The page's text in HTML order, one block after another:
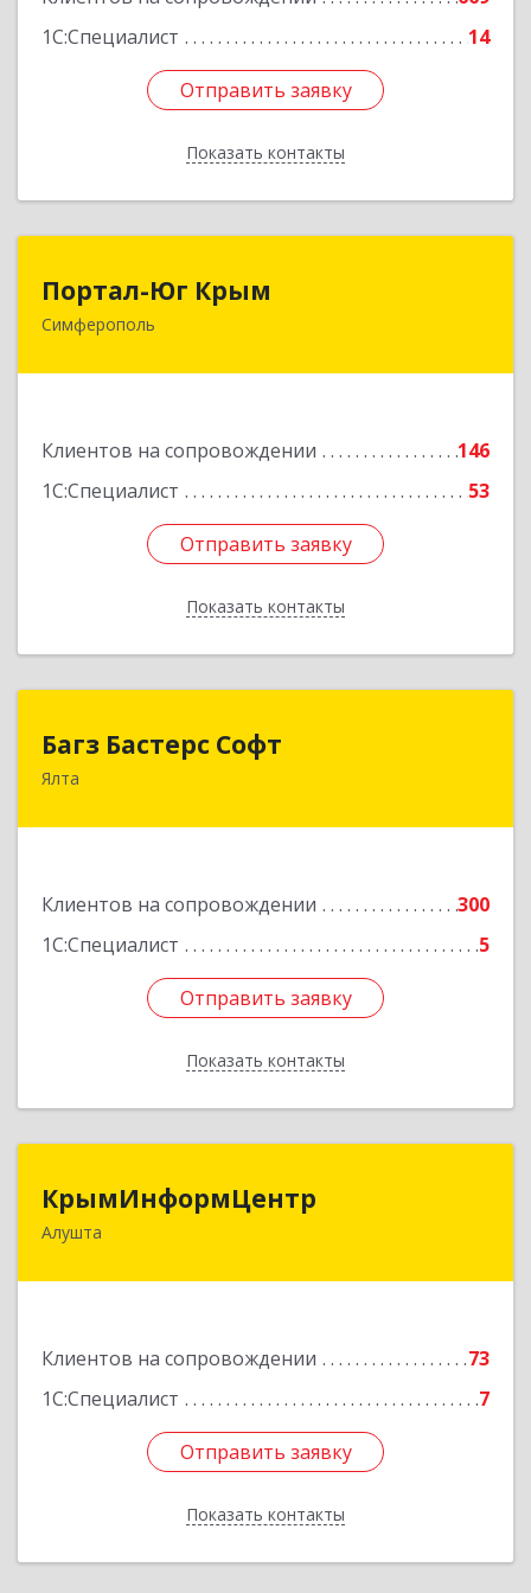
1С:Специалист
14
Отправить заявку
Показать контакты
Отправить заявку
Назад
Портал-Юг Крым
Симферополь
Клиентов на сопровождении
146
1С:Специалист
53
Отправить заявку
Показать контакты
295015, Крым Респ, Симферополь г, Козлова ул,
Отправить заявку
Назад
Багз Бастерс Софт
Ялта
Клиентов на сопровождении
300
1С:Специалист
5
Отправить заявку
Показать контакты
Багз Бастерс Софт
298603, Крым Респ, Ялта г, Свердлова ул, дом №
Отправить заявку
Назад
КрымИнформЦентр
Алушта
Клиентов на сопровождении
73
1С:Специалист
7
Отправить заявку
Показать контакты
298500, Крым Респ, Алушта г, Горького ул, дом
Отправить заявку
Назад